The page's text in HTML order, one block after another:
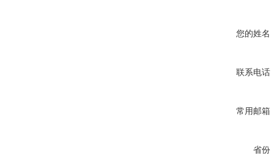
您的姓名
联系电话
常用邮箱
省份